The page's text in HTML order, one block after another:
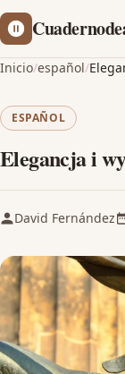
Inicio/español/
ESPAÑOL
Elegancja i
David Fernández